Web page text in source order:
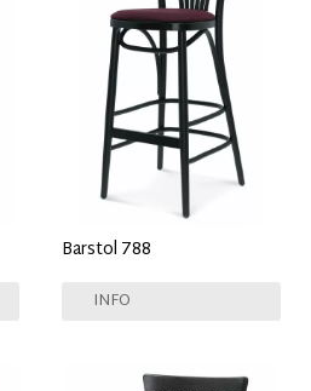
Barstol 788
INFO